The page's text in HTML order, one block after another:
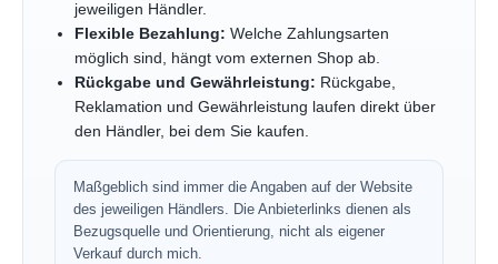
jeweiligen Händler.
Flexible Bezahlung: Welche Zahlungsarten
möglich sind, hängt vom externen Shop ab.
Rückgabe und Gewährleistung: Rückgabe,
Reklamation und Gewährleistung laufen direkt über
den Händler, bei dem Sie kaufen.
Maßgeblich sind immer die Angaben auf der Website
des jeweiligen Händlers. Die Anbieterlinks dienen als
Bezugsquelle und Orientierung, nicht als eigener
Verkauf durch mich.